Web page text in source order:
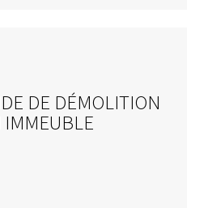
DE DÉMOLITION
IMMEUBLE